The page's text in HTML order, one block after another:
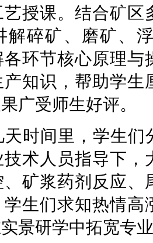
授课。结合矿
解碎矿、磨矿、
环节核心原理
知识，帮助学
广受师生好评。
天时间里，学生
术人员指导下
、矿浆药剂反应
生们求知热情
景研学中拓宽专